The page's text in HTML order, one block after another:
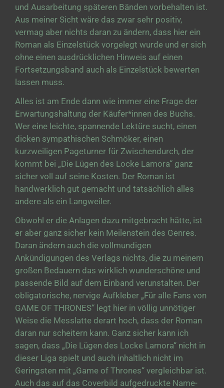
und Ausarbeitung späteren Bänden vorbehalten ist.
Aus meiner Sicht wäre das zwar sehr positiv,
vermag aber nichts daran zu ändern, dass hier ein
Roman als Einzelstück vorgelegt wurde und er sich
ohne einen ausdrücklichen Hinweis auf einen
Fortsetzungsband auch als Einzelstück bewerten
lassen muss.
Alles ist am Ende dann wie immer eine Frage der
Erwartungshaltung der Käufer*innen des Buchs.
Wer eine leichte, spannende Lektüre sucht, einen
dicken sympathischen Schmöker, einen
kurzweiligen Pageturner für Zwischendurch, der
kommt bei „Die Lügen des Locke Lamora“ ganz
sicher voll auf seine Kosten. Der Roman ist
handwerklich gut gemacht und tatsächlich alles
andere als ein Langweiler.
Obwohl er die Anlagen dazu mitgebracht hätte, ist
er aber ganz sicher kein Meilenstein des Genres.
Daran ändern auch die vollmundigen
Ankündigungen des Verlags nichts, die zu meinem
großen Bedauern das wirklich wunderschöne und
passende Bild auf dem Einband verunstalten. Der
obligatorische, nervige Aufkleber „Für alle Fans von
GAME OF THRONES“ legt hier in völlig unnötiger
Weise die Messlatte derart hoch, dass der Roman
daran nur scheitern kann. Ganz sicher kann ich
sagen, dass „Die Lügen des Locke Lamora“ nicht in
dieser Liga spielt und auch inhaltlich nicht im
Geringsten mit „Game of Thrones“ vergleichbar ist.
Auch das auf das Coverbild aufgedruckte Name-